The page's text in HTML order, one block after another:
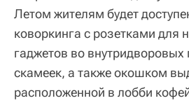
Летом жителям будет
коворкинга с розетками для
гаджетов во внутридворовых
скамеек, а также окошком
расположенной в лобби